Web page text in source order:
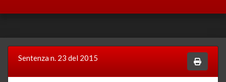
Sentenza n. 23 del 2015